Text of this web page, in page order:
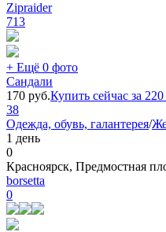
Zipraider
713
+ Ещё 0 фото
Сандали
170 руб.Купить сейчас за 220
38
Одежда, обувь, галантерея/
1 день
0
Красноярск, Предмостная
borsetta
0